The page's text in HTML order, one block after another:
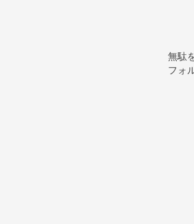
無駄
フォ